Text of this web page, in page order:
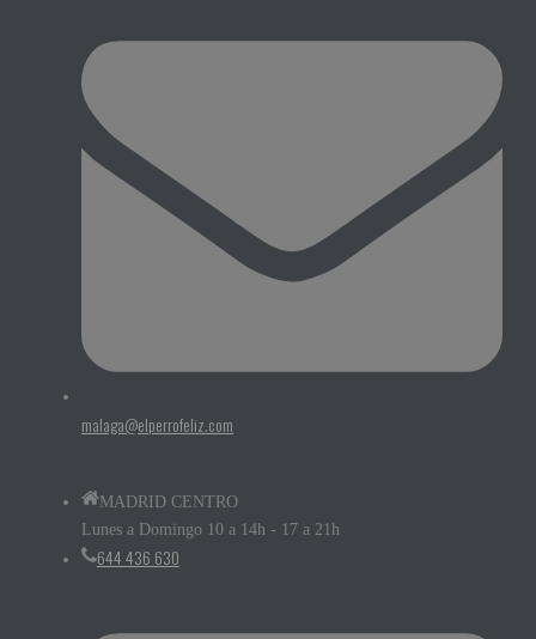
malaga@elperrofeliz.com
MADRID CENTRO
Lunes a Domingo 10 a 14h - 17 a 21h
644 436 630